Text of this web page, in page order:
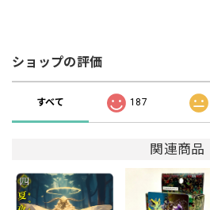
ショップの評価
すべて 187
関連商品